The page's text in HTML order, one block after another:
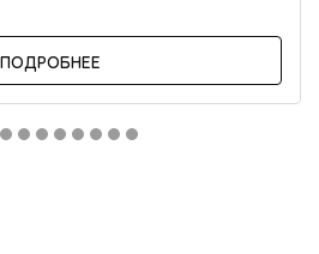
ПОДРОБНЕЕ